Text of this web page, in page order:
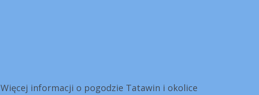
Więcej informacji o pogodzie Tatawin i okolice